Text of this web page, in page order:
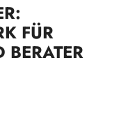
FÜR
BERATER